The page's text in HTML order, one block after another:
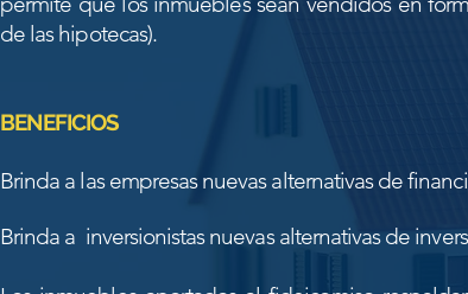
de las hipotecas).
BENEFICIOS
Brinda a las empresas nuevas alternativas de
Brinda a inversionistas nuevas alternativas de